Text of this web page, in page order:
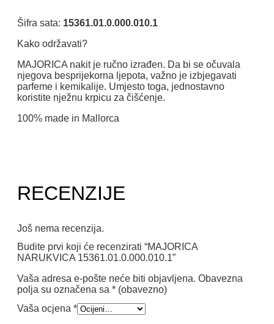
Šifra sata: 15361.01.0.000.010.1
Kako održavati?
MAJORICA nakit je ručno izrađen. Da bi se očuvala
njegova besprijekorna ljepota, važno je izbjegavati
parfeme i kemikalije. Umjesto toga, jednostavno
koristite nježnu krpicu za čišćenje.
100% made in Mallorca
RECENZIJE
Još nema recenzija.
Budite prvi koji će recenzirati “MAJORICA
NARUKVICA 15361.01.0.000.010.1”
Vaša adresa e-pošte neće biti objavljena. Obavezna
polja su označena sa * (obavezno)
Vaša ocjena *